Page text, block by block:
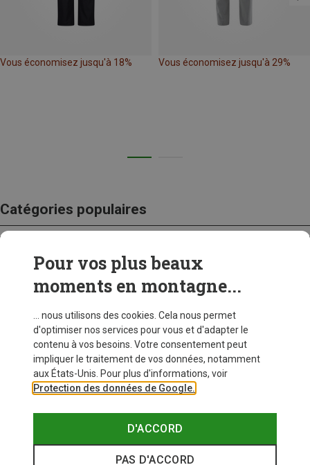
Vous économisez jusqu'à 18% Vous économisez jusqu'à 29%
Catégories populaires
CRAMPONS
Pour vos plus beaux
moments en montagne...
... nous utilisons des cookies. Cela nous permet
d'optimiser nos services pour vous et d'adapter le
contenu à vos besoins. Votre consentement peut
impliquer le traitement de vos données, notamment
aux États-Unis. Pour plus d'informations, voir
Protection des données de Google.
D'ACCORD
PAS D'ACCORD